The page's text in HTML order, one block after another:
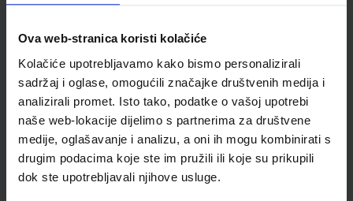
Ova web-stranica koristi kolačiće
Kolačiće upotrebljavamo kako bismo personalizirali
sadržaj i oglase, omogućili značajke društvenih medija i
analizirali promet. Isto tako, podatke o vašoj upotrebi
naše web-lokacije dijelimo s partnerima za društvene
medije, oglašavanje i analizu, a oni ih mogu kombinirati s
drugim podacima koje ste im pružili ili koje su prikupili
dok ste upotrebljavali njihove usluge.
OTKRIVAMO MATEMATIKU 1; listići za dodatnu nastavu u
Nakladnik:ALFA d.d. Registarski broj ministarstva:6103-DOM
SKU: 556500 CIJENA: 9,00 €
ŠIFRA OMOTA:
Udžbenik